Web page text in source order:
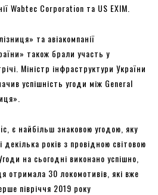
Wabtec Corporation та US EXIM.
та авіакомпанії
також брали участь у
Міністр інфраструктури України
успішність угоди між General
є найбільш знаковою угодою, яку
декілька років з провідною світовою
на сьогодні виконано успішно,
отримала 30 локомотивів, які вже
півріччя 2019 року